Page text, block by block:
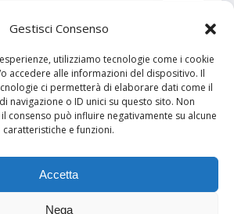
Gestisci Consenso
utilizziamo tecnologie come i cookie
accedere alle informazioni del dispositivo. Il
ci permetterà di elaborare dati come il
navigazione o ID unici su questo sito. Non
consenso può influire negativamente su alcune
caratteristiche e funzioni.
Accetta
Nega
Articoli recenti
recenti
commento da mostrare.
archivio da mostrare.